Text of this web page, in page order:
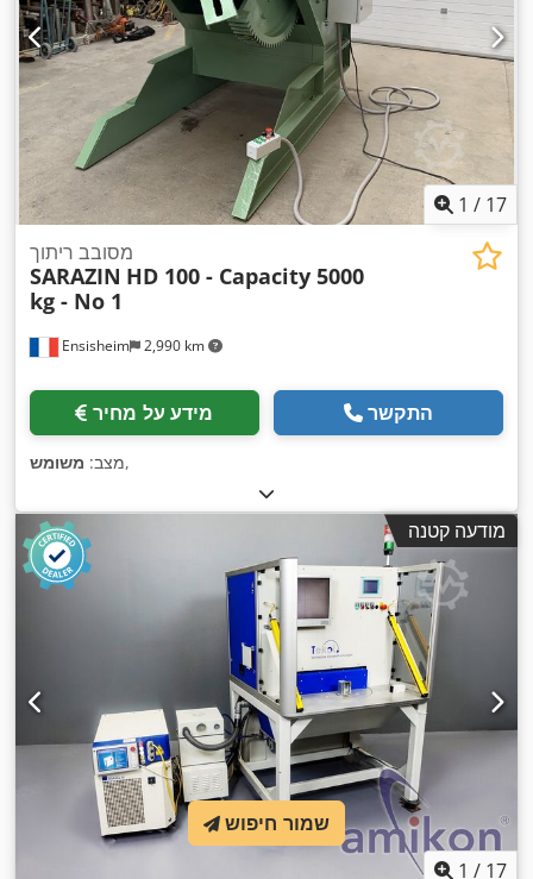
1 / 17
Ensisheim 2,990 km
מסובב ריתוך
SARAZIN HD 100 - Capacity 5000
kg - No 1
מידע על מחיר התקשר
מצב: משומש ,
מודעה קטנה
1 / 17
שמור חיפוש